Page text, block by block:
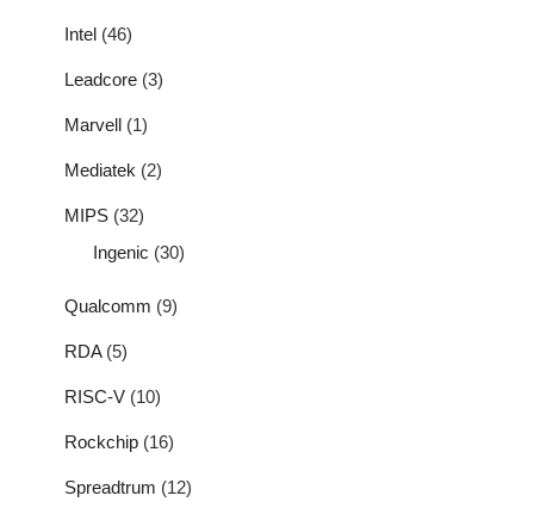
Intel (46)
Leadcore (3)
Marvell (1)
Mediatek (2)
MIPS (32)
Ingenic (30)
Qualcomm (9)
RDA(5)
RISC-V (10)
Rockchip (16)
Spreadtrum (12)